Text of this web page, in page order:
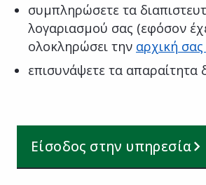
συμπληρώσετε τα
λογαριασμού σας (εφόσον
ολοκληρώσει την αρχική
επισυνάψετε τα απαραίτητα
Είσοδος στην υπηρεσία